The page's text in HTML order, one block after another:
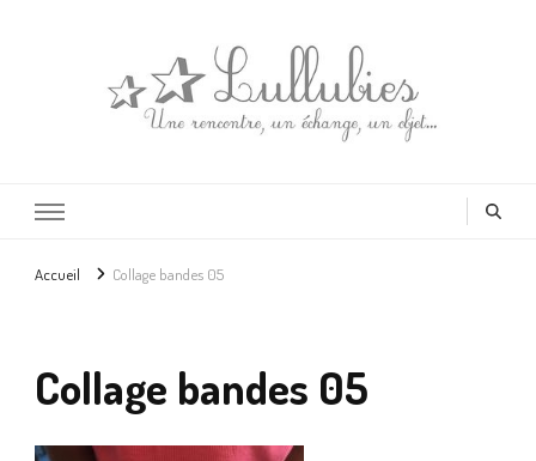
Accueil Collage bandes 05
Collage bandes 05